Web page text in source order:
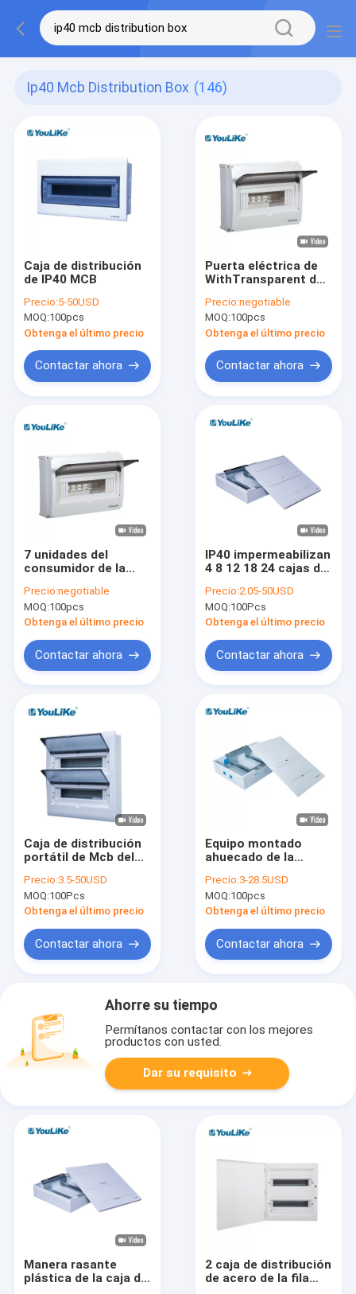
Ip40 Mcb Distribution Box (146)
Caja de distribución
de IP40 MCB
Precio:5-50USD
MOQ:100pcs
Obtenga el último precio
Contactar ahora
Puerta eléctrica de
WithTransparent de
distribución del
soporte superficial
plástico lleno MCB
Precio:negotiable
MOQ:100pcs
Obtenga el último precio
Contactar ahora
7 unidades del
consumidor de la
del disyuntor de la
caja de distribución
de Mcb de la manera
Precio:negotiable
MOQ:100pcs
Obtenga el último precio
Contactar ahora
IP40 impermeabilizan
4 8 12 18 24 cajas de
interruptor del precio
de la caja de
distribución de Mcb
Precio:2.05-50USD
MOQ:100Pcs
Obtenga el último precio
Contactar ahora
Caja de distribución
portátil de Mcb del
del poder del hogar
de 32 maneras
electrónica
Precio:3.5-50USD
MOQ:100Pcs
Obtenga el último precio
Contactar ahora
Equipo montado
ahuecado de la
corriente eléctrica
de la caja de
distribución de MCB
Precio:3-28.5USD
MOQ:100pcs
Obtenga el último precio
Contactar ahora
Ahorre su tiempo
Permítanos contactar con los mejores
productos con usted.
Dar su requisito
Manera rasante
plástica de la caja de
2 caja de distribución
de acero de la fila